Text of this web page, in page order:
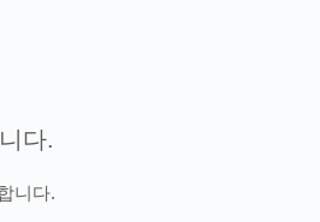
다.
니다.